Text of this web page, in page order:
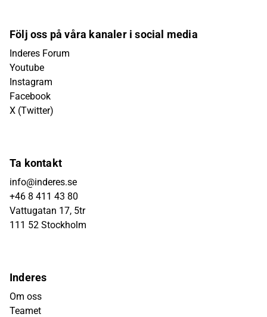
Följ oss på våra kanaler i social media
Inderes Forum
Youtube
Instagram
Facebook
X (Twitter)
Ta kontakt
info@inderes.se
+46 8 411 43 80
Vattugatan 17, 5tr
111 52 Stockholm
Inderes
Om oss
Teamet